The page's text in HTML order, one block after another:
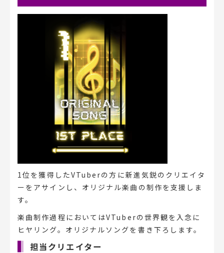
1位を獲得したVTuberの方に新進気鋭のクリエイタ
ーをアサインし、オリジナル楽曲の制作を支援しま
す。
楽曲制作過程においてはVTuberの世界観を入念に
ヒヤリング。オリジナルソングを書き下ろします。
担当クリエイター